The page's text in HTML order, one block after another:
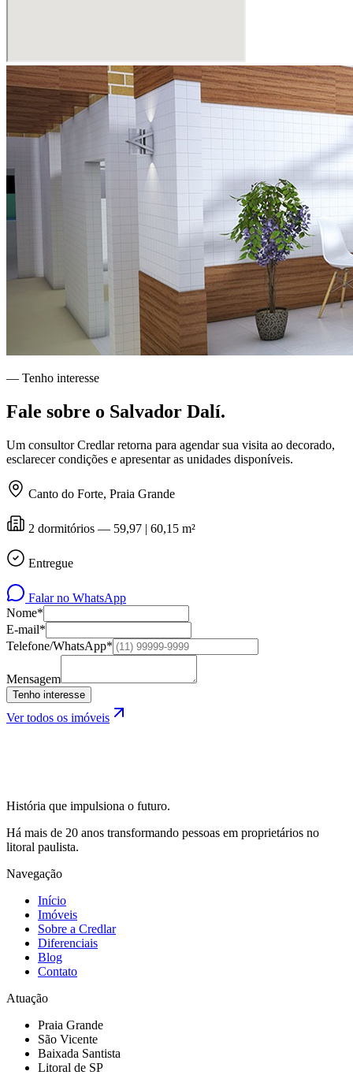
— Tenho interesse
Fale sobre o Salvador Dalí.
Um consultor Credlar retorna para agendar sua visita ao decorado,
esclarecer condições e apresentar as unidades disponíveis.
Canto do Forte, Praia Grande
2 dormitórios — 59,97 | 60,15 m²
Entregue
Falar no WhatsApp
Nome*
E-mail*
Telefone/WhatsApp*
Mensagem
Tenho interesse
Ver todos os imóveis
História que impulsiona o futuro.
Há mais de 20 anos transformando pessoas em proprietários no
litoral paulista.
Navegação
Início
Imóveis
Sobre a Credlar
Diferenciais
Blog
Contato
Atuação
Praia Grande
São Vicente
Baixada Santista
Litoral de SP